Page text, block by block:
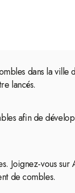
dans la ville
lancés.
afin de
Joignez-vous
de combles.